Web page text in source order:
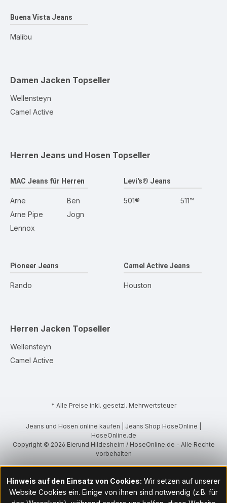
Buena Vista Jeans
Malibu
Damen Jacken Topseller
Wellensteyn
Camel Active
Herren Jeans und Hosen Topseller
MAC Jeans für Herren
Arne
Arne Pipe
Lennox
Ben
Jogn
Levi's® Jeans
501® 511™
Pioneer Jeans
Rando
Camel Active Jeans
Houston
Herren Jacken Topseller
Wellensteyn
Camel Active
* Alle Preise inkl. gesetzl. Mehrwertsteuer
Jeans und Hosen online kaufen | Jeans Shop HoseOnline |
HoseOnline.de
Copyright © 2026 Eierund Hildesheim / HoseOnline.de - Alle Rechte
vorbehalten
Hinweis auf den Einsatz von Cookies: Wir setzen auf unserer
Website Cookies ein. Einige von ihnen sind notwendig (z.B. für